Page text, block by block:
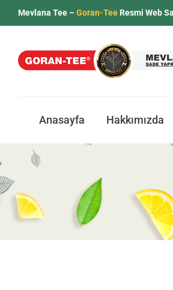
Mevlana Tee –Goran-Tee Resmi Web
Anasayfa Hakkımızda